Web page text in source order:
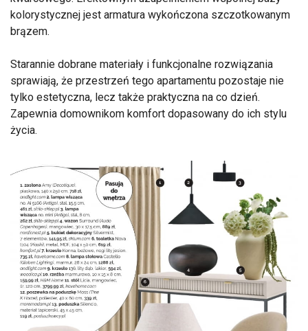
kolorystycznej jest armatura wykończona szczotkowanym
brązem.
Starannie dobrane materiały i funkcjonalne rozwiązania
sprawiają, że przestrzeń tego apartamentu pozostaje nie
tylko estetyczna, lecz także praktyczna na co dzień.
Zapewnia domownikom komfort dopasowany do ich stylu
życia.